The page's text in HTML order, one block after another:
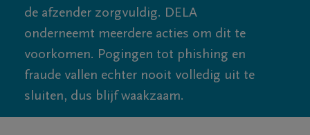
de afzender zorgvuldig. DELA
onderneemt meerdere acties om dit te
voorkomen. Pogingen tot phishing en
fraude vallen echter nooit volledig uit te
sluiten, dus blijf waakzaam.